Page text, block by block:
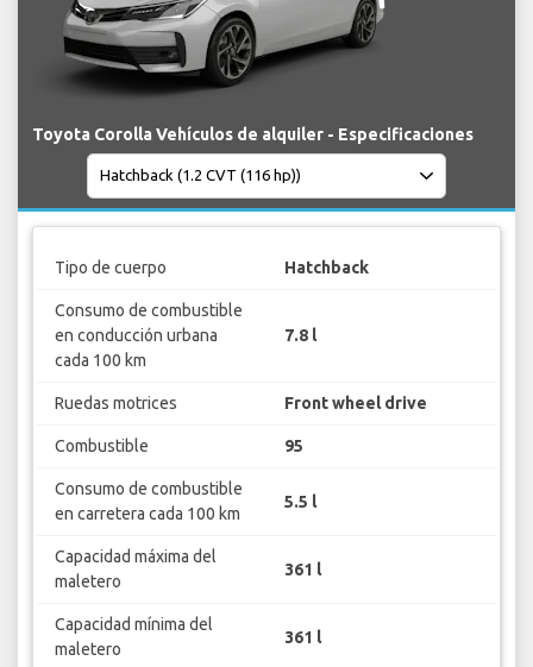
Toyota Corolla Vehículos de alquiler - Especificaciones
Tipo de cuerpo Hatchback
Consumo de combustible
en conducción urbana
cada 100 km
7.8 l
Ruedas motrices Front wheel drive
Combustible 95
Consumo de combustible
en carretera cada 100 km
5.5 l
Capacidad máxima del
maletero
361 l
Capacidad mínima del
maletero
361 l